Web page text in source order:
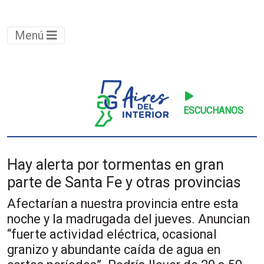
Menú
ESCUCHANOS
Hay alerta por tormentas en gran
parte de Santa Fe y otras provincias
Afectarían a nuestra provincia entre esta
noche y la madrugada del jueves. Anuncian
“fuerte actividad eléctrica, ocasional
granizo y abundante caída de agua en